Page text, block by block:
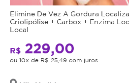
Elimine De Vez A Gordura
Criolipólise + Carbox + Enzima
Local
R$ 229,00
ou 10x de R$ 25,49 com juros